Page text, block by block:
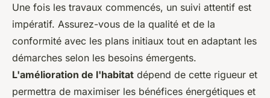
Une fois les travaux commencés, un suivi attentif est
impératif. Assurez-vous de la qualité et de la
conformité avec les plans initiaux tout en adaptant les
démarches selon les besoins émergents.
L'amélioration de l'habitat dépend de cette rigueur et
permettra de maximiser les bénéfices énergétiques et